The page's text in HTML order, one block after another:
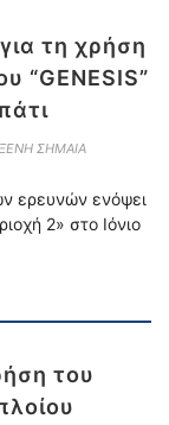
τη χρήση
“GENESIS”
ΣΗΜΑΙΑ
ερευνών ενόψει
2» στο Ιόνιο
του